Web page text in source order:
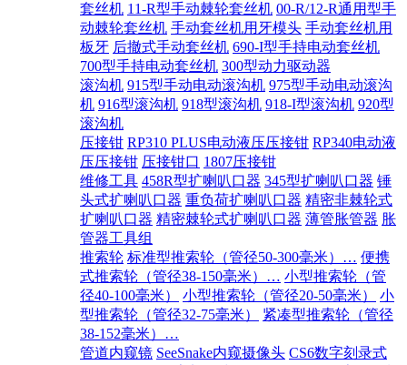
套丝机 11-R型手动棘轮套丝机 00-R/12-R通用型手
动棘轮套丝机 手动套丝机用牙模头 手动套丝机用
板牙 后撤式手动套丝机 690-I型手持电动套丝机
700型手持电动套丝机 300型动力驱动器
滚沟机 915型手动电动滚沟机 975型手动电动滚沟
机 916型滚沟机 918型滚沟机 918-I型滚沟机 920型
滚沟机
压接钳 RP310 PLUS电动液压压接钳 RP340电动液
压压接钳 压接钳口 1807压接钳
维修工具 458R型扩喇叭口器 345型扩喇叭口器 锤
头式扩喇叭口器 重负荷扩喇叭口器 精密非棘轮式
扩喇叭口器 精密棘轮式扩喇叭口器 薄管胀管器 胀
管器工具组
推索轮 标准型推索轮（管径50-300毫米）… 便携
式推索轮（管径38-150毫米）… 小型推索轮（管
径40-100毫米）
小型推索轮（管径20-50毫米）
小
型推索轮（管径32-75毫米）
紧凑型推索轮（管径
38-152毫米）…
管道内窥镜 SeeSnake内窥摄像头 CS6数字刻录式